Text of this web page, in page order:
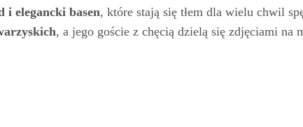
i elegancki basen, które stają się tłem dla wielu chwil
, a jego goście z chęcią dzielą się zdjęciami na